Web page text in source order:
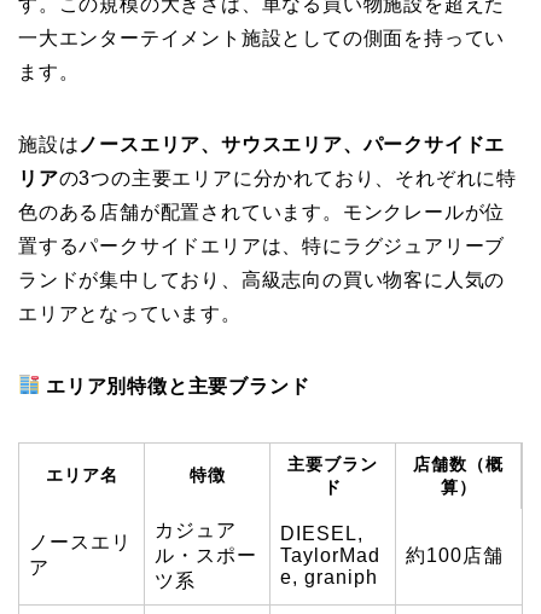
一大エンターテイメント施設としての側面を持ってい
ます。
施設は ノースエリア、サウスエリア、パークサイドエ
リアの3つの主要エリアに分かれており、それぞれに特
色のある店舗が配置されています。モンクレールが位
置するパークサイドエリアは、特にラグジュアリーブ
ランドが集中しており、高級志向の買い物客に人気の
エリアとなっています。
エリア別特徴と主要ブランド
エリア名 特徴
主要ブラン
ド
店舗数（概
算）
ノースエリ
ア
カジュア
ル・スポー
ツ系
DIESEL,
TaylorMad
e, graniph
約100店舗